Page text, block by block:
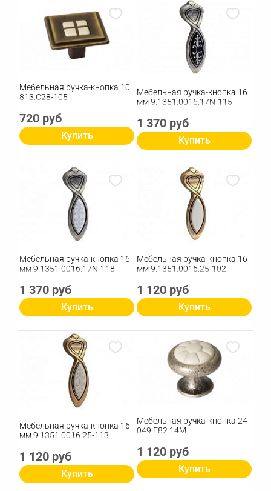
Мебельная ручка-кнопка 10.
813.C28-105
720 руб
Купить
Мебельная ручка-кнопка 16
мм 9.1351.0016.17N-115
1 370 руб
Купить
Мебельная ручка-кнопка 16
мм 9.1351.0016.17N-118
1 370 руб
Купить
Мебельная ручка-кнопка 16
мм 9.1351.0016.25-102
1 120 руб
Купить
Мебельная ручка-кнопка 16
мм 9.1351.0016.25-113
1 120 руб
Купить
Мебельная ручка-кнопка 24
049.F82.14M
1 120 руб
Купить